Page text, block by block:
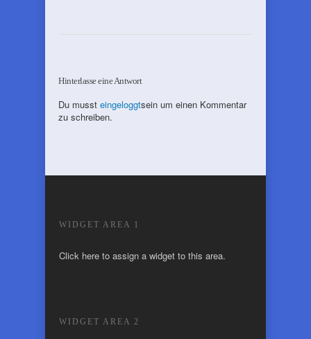
Hinterlasse eine Antwort
Du musst eingeloggtsein um einen Kommentar
zu schreiben.
WIDGET AREA 1
Click here to assign a widget to this area.
WIDGET AREA 2